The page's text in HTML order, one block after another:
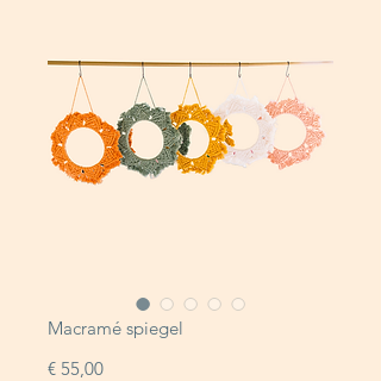
Macramé spiegel
€ 55,00Prijs